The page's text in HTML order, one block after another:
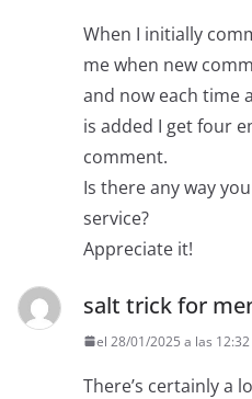
When I initially
me when new
and now each time
is added I get four
comment.
Is there any way
service?
Appreciate it!
salt trick for
el 28/01/2025 a las
There’s certainly a